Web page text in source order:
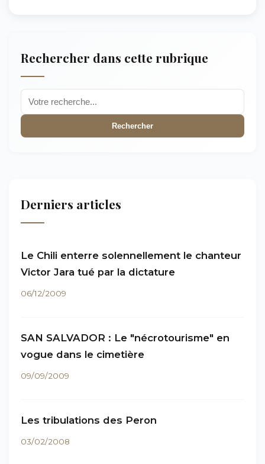
Rechercher dans cette rubrique
Rechercher
Derniers articles
Le Chili enterre solennellement le chanteur
Victor Jara tué par la dictature
06/12/2009
SAN SALVADOR : Le "nécrotourisme" en
vogue dans le cimetière
09/09/2009
Les tribulations des Peron
03/02/2008